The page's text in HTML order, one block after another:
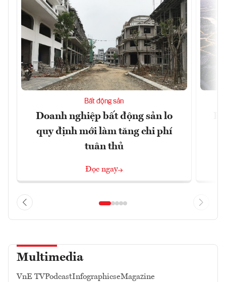
Bất động sản
Doanh nghiệp bất động sản lo
quy định mới làm tăng chi phí
tuân thủ
Đọc ngay
Multimedia
VnE TVPodcastInfographicseMagazine